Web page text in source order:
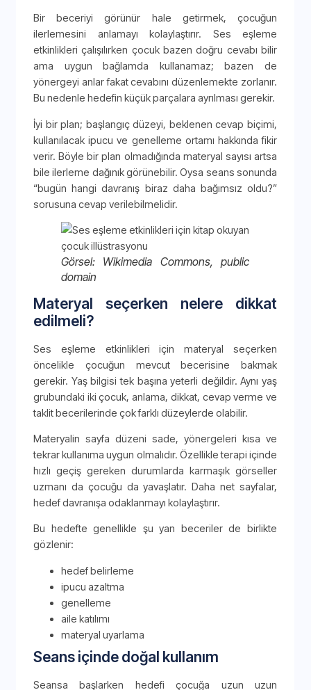
Bir beceriyi görünür hale getirmek, çocuğun
ilerlemesini anlamayı kolaylaştırır. Ses eşleme
etkinlikleri çalışılırken çocuk bazen doğru cevabı bilir
ama uygun bağlamda kullanamaz; bazen de
yönergeyi anlar fakat cevabını düzenlemekte zorlanır.
Bu nedenle hedefin küçük parçalara ayrılması gerekir.
İyi bir plan; başlangıç düzeyi, beklenen cevap biçimi,
kullanılacak ipucu ve genelleme ortamı hakkında fikir
verir. Böyle bir plan olmadığında materyal sayısı artsa
bile ilerleme dağınık görünebilir. Oysa seans sonunda
“bugün hangi davranış biraz daha bağımsız oldu?”
sorusuna cevap verilebilmelidir.
Görsel: Wikimedia Commons, public
domain
Materyal seçerken nelere dikkat
edilmeli?
Ses eşleme etkinlikleri için materyal seçerken
öncelikle çocuğun mevcut becerisine bakmak
gerekir. Yaş bilgisi tek başına yeterli değildir. Aynı yaş
grubundaki iki çocuk, anlama, dikkat, cevap verme ve
taklit becerilerinde çok farklı düzeylerde olabilir.
Materyalin sayfa düzeni sade, yönergeleri kısa ve
tekrar kullanıma uygun olmalıdır. Özellikle terapi içinde
hızlı geçiş gereken durumlarda karmaşık görseller
uzmanı da çocuğu da yavaşlatır. Daha net sayfalar,
hedef davranışa odaklanmayı kolaylaştırır.
Bu hedefte genellikle şu yan beceriler de birlikte
gözlenir:
hedef belirleme
ipucu azaltma
genelleme
aile katılımı
materyal uyarlama
Seans içinde doğal kullanım
Seansa başlarken hedefi çocuğa uzun uzun